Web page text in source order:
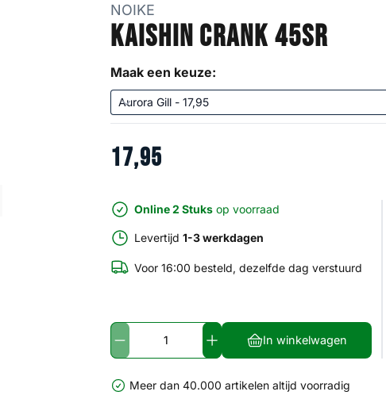
NOIKE
Kaishin Crank 45SR
Maak een keuze:
17,95
Online 2 Stuks op voorraad
Levertijd 1-3 werkdagen
Voor 16:00 besteld, dezelfde dag verstuurd
In winkelwagen
Meer dan 40.000 artikelen altijd voorradig